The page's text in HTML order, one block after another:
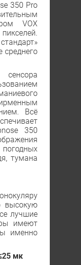
350 Рro
VOX
среднего
сенсора
Всё
350
тумана
высокую
лучшие
имеют
именно
мк